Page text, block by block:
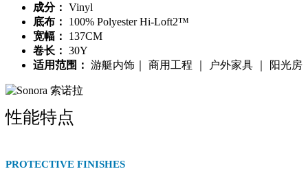
成分： Vinyl
底布：
100% Polyester Hi-Loft2™
宽幅：
137CM
卷长： 30Y
适用范围： 游艇内饰｜ 商用工程 ｜ 户外家具 ｜ 阳光房
性能特点
PROTECTIVE FINISHES